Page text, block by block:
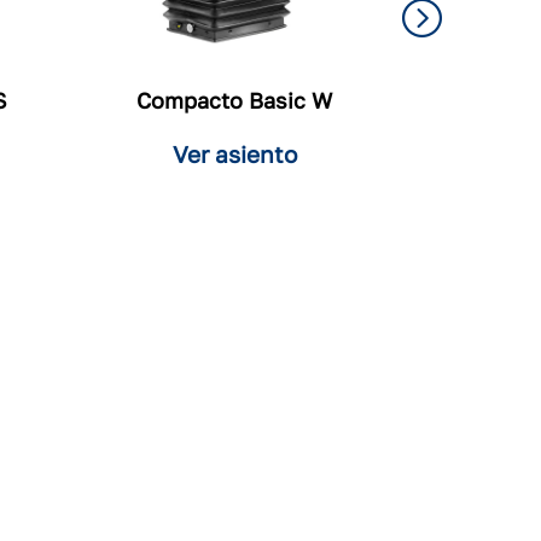
Compacto Basic W
Ver asiento